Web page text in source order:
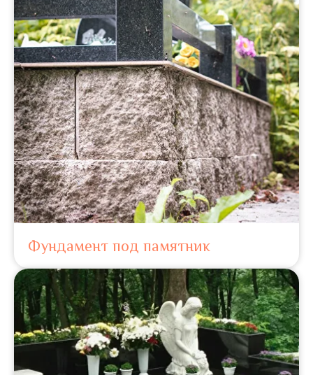
Фундамент под памятник